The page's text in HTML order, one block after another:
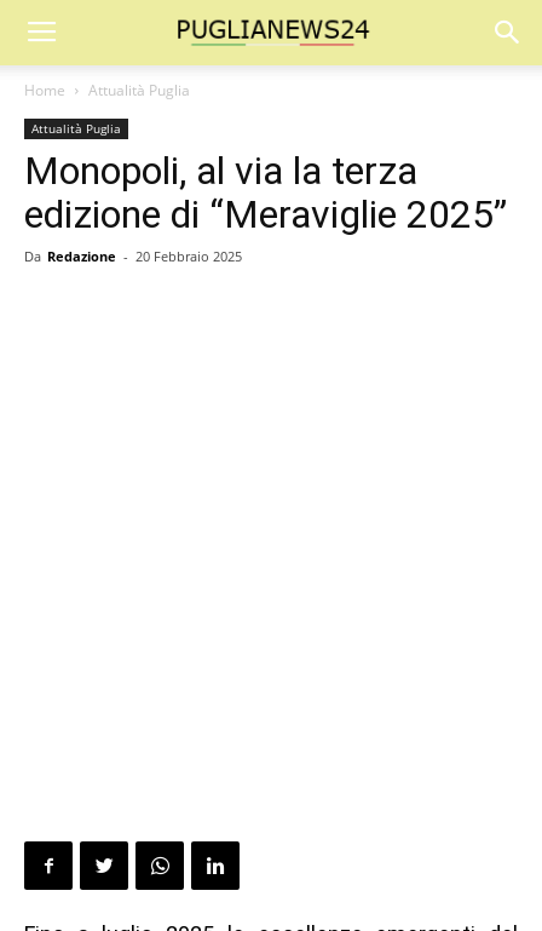
Home Attualità Puglia
Attualità Puglia
Monopoli, al via la terza
edizione di “Meraviglie 2025”
Da Redazione - 20 Febbraio 2025